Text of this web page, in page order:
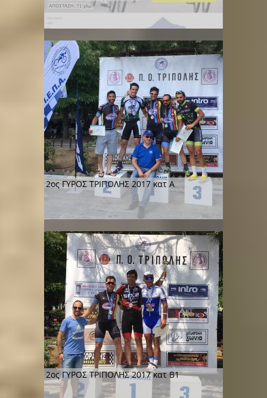
2ος ΓΥΡΟΣ ΤΡΙΠΟΛΗΣ 2017 κατ Α
2ος ΓΥΡΟΣ ΤΡΙΠΟΛΗΣ 2017 κατ Β1